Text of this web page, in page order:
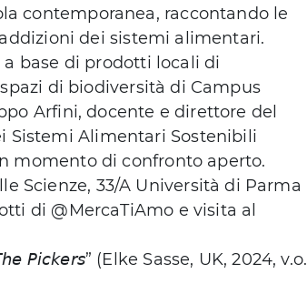
contemporanea, raccontando le
dei sistemi alimentari.
base di prodotti locali di
di biodiversità di Campus
Arfini, docente e direttore del
Sistemi Alimentari Sostenibili
momento di confronto aperto.
Scienze, 33/A Università di Parma
di @MercaTiAmo e visita al
𝘗𝘪𝘤𝘬𝘦𝘳𝘴” (Elke Sasse, UK, 2024, v.o.